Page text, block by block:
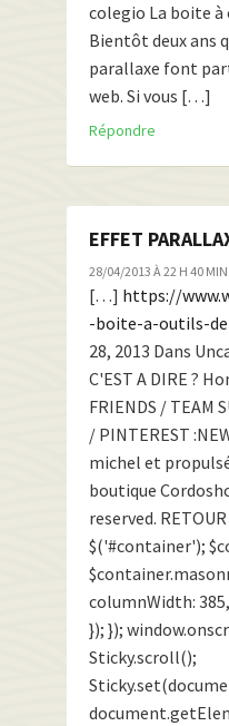
colegio La boite
Bientôt deux ans
parallaxe font
web. Si vous […]
Répondre
EFFET
28/04/2013 À 22 H 40 MIN
[…] https://
-boite-a-outils-
28, 2013 Dans
C'EST A DIRE ?
FRIENDS / TEAM
/ PINTEREST
michel et
boutique
reserved.
$('#container');
columnWidth:
}); });
Sticky.scroll();